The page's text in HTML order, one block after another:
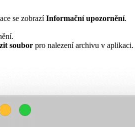
se zobrazíInformační upozornění.
soubor pro nalezení archivu v aplikaci.